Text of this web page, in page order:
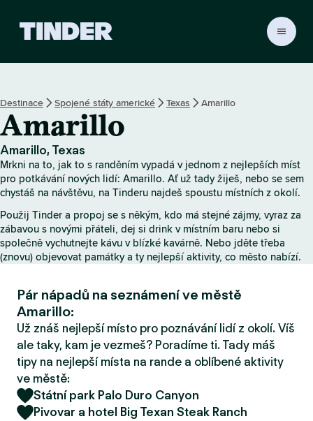
s
k
á
t
r
á
k
a
T
i
d
r
Destinace Spojené státy americké Texas Amarillo
Amarillo
Amarillo, Texas
Mrkni na to, jak to s randěním vypadá v jednom z nejlepších míst
pro potkávání nových lidí: Amarillo. Ať už tady žiješ, nebo se sem
chystáš na návštěvu, na Tinderu najdeš spoustu místních z okolí.
Použij Tinder a propoj se s někým, kdo má stejné zájmy, vyraz za
zábavou s novými přáteli, dej si drink v místním baru nebo si
společně vychutnejte kávu v blízké kavárně. Nebo jděte třeba
(znovu) objevovat památky a ty nejlepší aktivity, co město nabízí.
Pár nápadů na seznámení ve městě
Amarillo:
Už znáš nejlepší místo pro poznávání lidí z okolí. Víš
ale taky, kam je vezmeš? Poradíme ti. Tady máš
tipy na nejlepší místa na rande a oblíbené aktivity
ve městě:
Státní park Palo Duro Canyon
Pivovar a hotel Big Texan Steak Ranch